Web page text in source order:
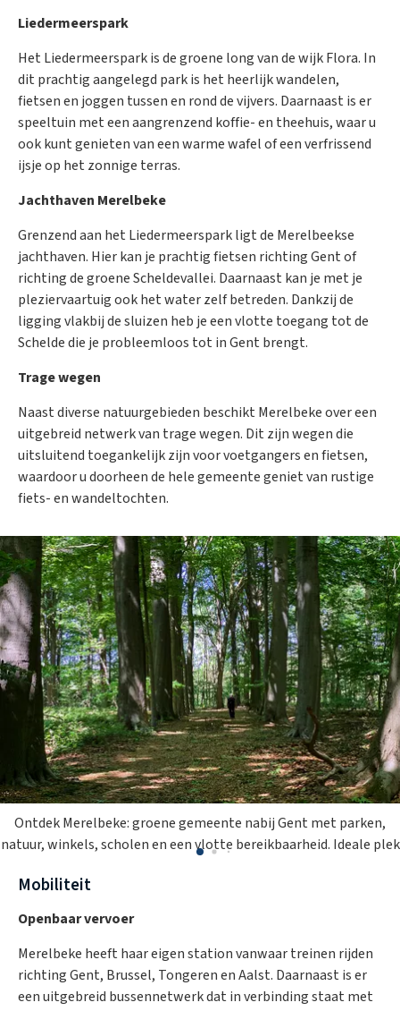
Liedermeerspark
Het Liedermeerspark is de groene long van de wijk Flora. In
dit prachtig aangelegd park is het heerlijk wandelen,
fietsen en joggen tussen en rond de vijvers. Daarnaast is er
speeltuin met een aangrenzend koffie- en theehuis, waar u
ook kunt genieten van een warme wafel of een verfrissend
ijsje op het zonnige terras.
Jachthaven Merelbeke
Grenzend aan het Liedermeerspark ligt de Merelbeekse
jachthaven. Hier kan je prachtig fietsen richting Gent of
richting de groene Scheldevallei. Daarnaast kan je met je
pleziervaartuig ook het water zelf betreden. Dankzij de
ligging vlakbij de sluizen heb je een vlotte toegang tot de
Schelde die je probleemloos tot in Gent brengt.
Trage wegen
Naast diverse natuurgebieden beschikt Merelbeke over een
uitgebreid netwerk van trage wegen. Dit zijn wegen die
uitsluitend toegankelijk zijn voor voetgangers en fietsen,
waardoor u doorheen de hele gemeente geniet van rustige
fiets- en wandeltochten.
Ontdek Merelbeke: groene gemeente nabij Gent met parken,
natuur, winkels, scholen en een vlotte bereikbaarheid. Ideale plek
Mobiliteit
Openbaar vervoer
Merelbeke heeft haar eigen station vanwaar treinen rijden
richting Gent, Brussel, Tongeren en Aalst. Daarnaast is er
een uitgebreid bussennetwerk dat in verbinding staat met